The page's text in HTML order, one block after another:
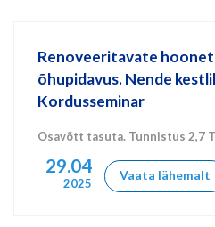
Renoveeritavate
õhupidavus. Nende
Kordusseminar
Osavõtt tasuta. Tunnistus 2,7
29.04
2025
Vaata lähemalt